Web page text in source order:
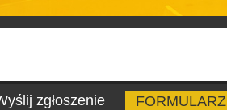
zgłoszenie FORMULARZ